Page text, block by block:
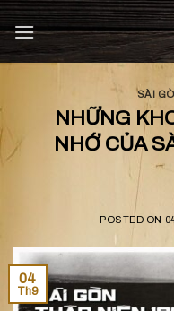
Skip
to
content
SÀI
NHỮNG
NHỚ CỦA
POSTED ON
04
Th9